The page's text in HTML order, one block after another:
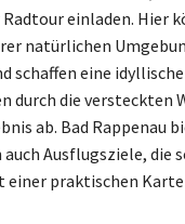
einladen. Hier
natürlichen
schaffen eine idyllische
durch die versteckten
ab. Bad Rappenau
Ausflugsziele, die
einer praktischen